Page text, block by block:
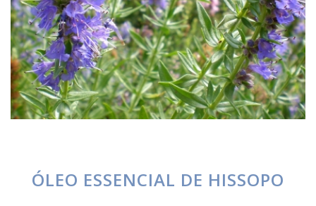
ÓLEO ESSENCIAL DE HISSOPO